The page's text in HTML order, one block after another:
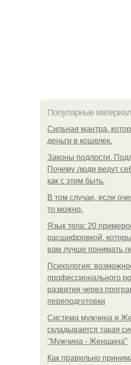
Популярные
Сильная мантра,
деньги в кошелек.
Законы подлости.
Почему люди ведут
как с этим быть.
В том случае, если
то можно.
Язык тела: 20
расшифровкой,
вам лучше понимать
Психология:
профессионального
развития через
переподготовки
Система мужчина и
складывается такая
"Мужчина - Женщина"
Как правильно